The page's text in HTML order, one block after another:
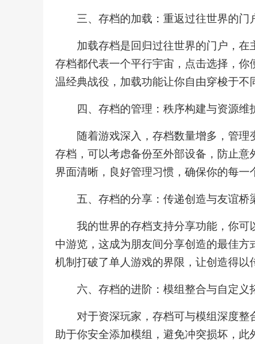
三、存档的加载：重返过往世界的门
加载存档是回归过往世界的门户，
存档都代表一个平行宇宙，点击选择，
温经典战役，加载功能让你自由穿梭于不
四、存档的管理：秩序构建与资源维
随着游戏深入，存档数量增多，管
存档，可以考虑备份至外部设备，防止
界面清晰，良好管理习惯，确保你的每一
五、存档的分享：传递创造与友谊桥
我的世界的存档支持分享功能，你
中游览，这成为朋友间分享创造的最佳
机制打破了单人游戏的界限，让创造得以
六、存档的进阶：模组整合与自定义
对于资深玩家，存档可与模组深度
助于你安全添加模组，避免冲突损坏，